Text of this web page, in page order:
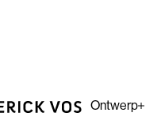
Ontwerp